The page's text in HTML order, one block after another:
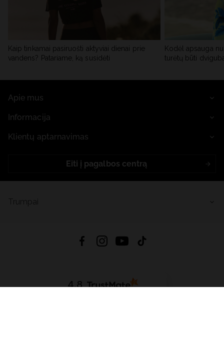
Kaip tinkamai pasiruošti aktyviai dienai prie
vandens? Patariame, ką susidėti
Kodėl apsauga
turėtų būti
Apie mus
Informacija
Klientų aptarnavimas
Eiti į pagalbos centrą
4.8